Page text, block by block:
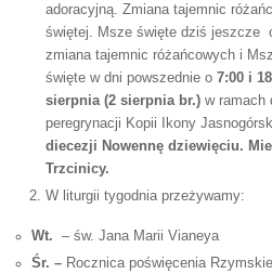
adoracyjną. Zmiana tajemnic
świętej. Msze święte dziś jeszcze
zmiana tajemnic różańcowych i
święte w dni powszednie o 7:00 i
sierpnia (2 sierpnia br.)w ramach
peregrynacji Kopii Ikony
diecezji Nowennę dziewięciu.
Trzcinicy.
W liturgii tygodnia przeżywamy:
Wt. – św. Jana Marii Vianeya
Śr. –Rocznica poświęcenia